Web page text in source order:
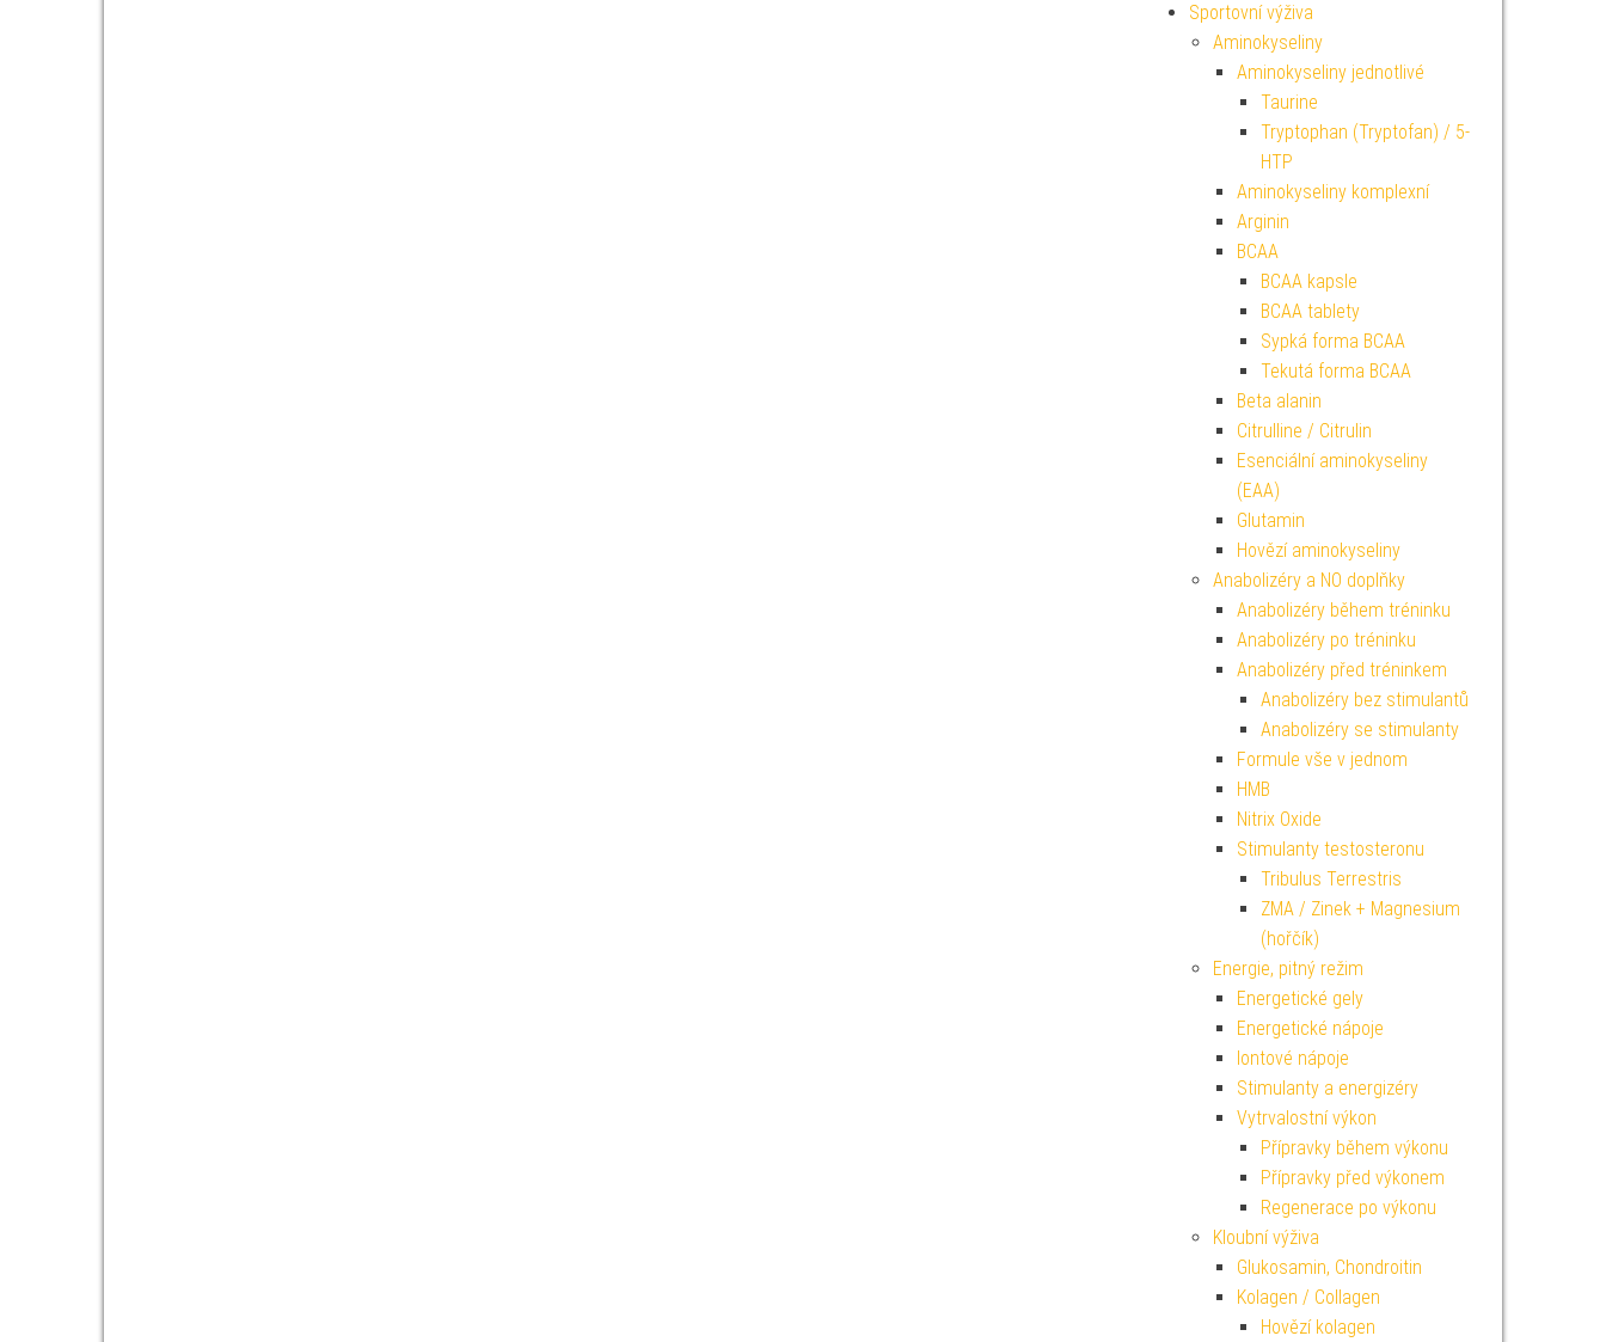
Sportovní výživa
Aminokyseliny
Aminokyseliny jednotlivé
Taurine
Tryptophan (Tryptofan) / 5-
HTP
Aminokyseliny komplexní
Arginin
BCAA
BCAA kapsle
BCAA tablety
Sypká forma BCAA
Tekutá forma BCAA
Beta alanin
Citrulline / Citrulin
Esenciální aminokyseliny
(EAA)
Glutamin
Hovězí aminokyseliny
Anabolizéry a NO doplňky
Anabolizéry během tréninku
Anabolizéry po tréninku
Anabolizéry před tréninkem
Anabolizéry bez stimulantů
Anabolizéry se stimulanty
Formule vše v jednom
HMB
Nitrix Oxide
Stimulanty testosteronu
Tribulus Terrestris
ZMA / Zinek + Magnesium
(hořčík)
Energie, pitný režim
Energetické gely
Energetické nápoje
Iontové nápoje
Stimulanty a energizéry
Vytrvalostní výkon
Přípravky během výkonu
Přípravky před výkonem
Regenerace po výkonu
Kloubní výživa
Glukosamin, Chondroitin
Kolagen / Collagen
Hovězí kolagen